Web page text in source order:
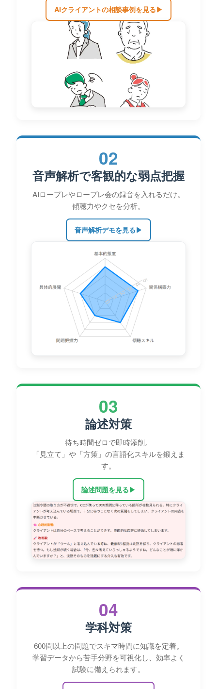
AIクライアントの相談事例を見る▶
02
音声解析で客観的な弱点把握
AIロープレやロープレ会の録音を入れるだけ。
傾聴力やクセを分析。
音声解析デモを見る▶
03
論述対策
待ち時間ゼロで即時添削。
「見立て」や「方策」の言語化スキルを鍛えま
す。
論述問題を見る▶
04
学科対策
600問以上の問題でスキマ時間に知識を定着。
学習データから苦手分野を可視化し、効率よく
試験に備えられます。